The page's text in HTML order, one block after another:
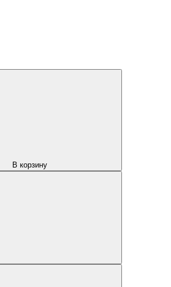
В корзину